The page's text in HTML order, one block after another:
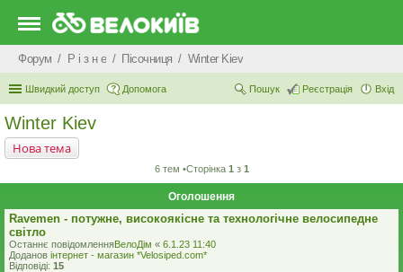
Форум Р i з н е Пісочниця Winter Kiev
Швидкий доступ Допомога Вхід
Реєстрація
Пошук
Winter Kiev
Нова тема
6 тем •Сторінка 1 з 1
Оголошення
Ravemen - потужне, високоякісне та технологічне велосипедне
світло
Останнє повідомленняВелоДім « 6.1.23 11:40
Доданов iнтернет - магазин *Velosiped.com*
Відповіді: 15